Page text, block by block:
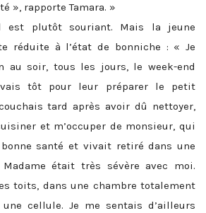
», rapporte Tamara. »
est plutôt souriant. Mais la jeune
réduite à l’état de bonniche : « Je
au soir, tous les jours, le week-end
tôt pour leur préparer le petit
tard après avoir dû nettoyer,
et m’occuper de monsieur, qui
santé et vivait retiré dans une
était très sévère avec moi.
toits, dans une chambre totalement
cellule. Je me sentais d’ailleurs